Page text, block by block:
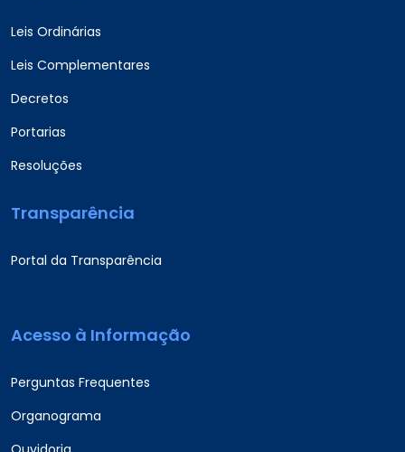
Leis Ordinárias
Leis Complementares
Decretos
Portarias
Resoluções
Transparência
Portal da Transparência
Acesso à Informação
Perguntas Frequentes
Organograma